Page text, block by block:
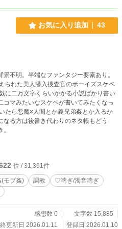
お気に入り追加 43
景不明。半端なファンタジー要素あり。
られた美人潜入捜査官のボーイズスケベ
に二万文字くらいかかる小説ばかり書い
コマみたいなスケベが書いてみたくなっ
なる方は後書き代わりのネタ帳もどう
位 / 31,391件
(モブ姦) 調教
♡喘ぎ/濁音喘ぎ
感想数 0
文字数 15,885
更新日 2026.01.11
登録日 2026.01.10